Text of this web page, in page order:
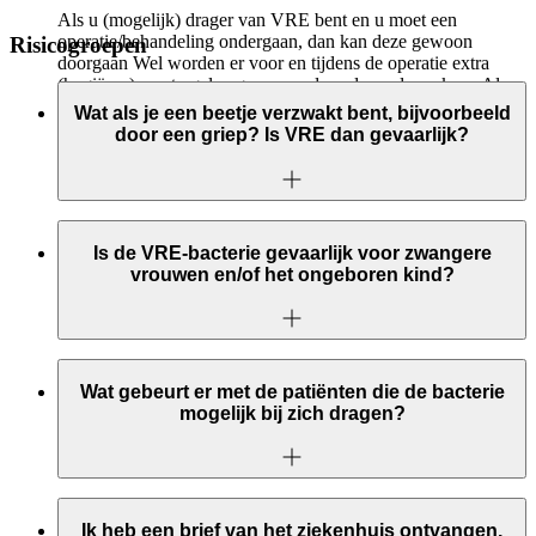
Als u (mogelijk) drager van VRE bent en u moet een
operatie/behandeling ondergaan, dan kan deze gewoon
doorgaan Wel worden er voor en tijdens de operatie extra
(hygiëne-) maatregelen genomen door de medewerkers. Als u
postoperatief op de Intensive Care verpleegd moet worden,
gelden tevens extra maatregelen. Hierover wordt u voor de
opname door de artsen geïnformeerd.
Risicogroepen
Wat als je een beetje verzwakt bent, bijvoorbeeld
door een griep? Is VRE dan gevaarlijk?
Nee, het betreft eigenlijk vooral mensen met ernstig
onderliggend lijden, die bedlegerig zijn of al in het ziekenhuis
of verpleeghuis liggen.
Is de VRE-bacterie gevaarlijk voor zwangere
vrouwen en/of het ongeboren kind?
Nee, de VRE-bacterie is niet gevaarlijk voor zwanger
vrouwen en/of het ongeboren kind.
Wat gebeurt er met de patiënten die de bacterie
mogelijk bij zich dragen?
Patiënten die recent zijn opgenomen in het Elkerliek
ziekenhuis in Helmond en waarbij een verhoogd risico bestaat
Ik heb een brief van het ziekenhuis ontvangen.